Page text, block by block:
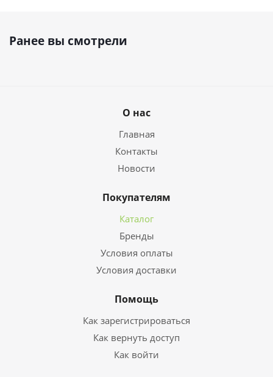
Ранее вы смотрели
О нас
Главная
Контакты
Новости
Покупателям
Каталог
Бренды
Условия оплаты
Условия доставки
Помощь
Как зарегистрироваться
Как вернуть доступ
Как войти